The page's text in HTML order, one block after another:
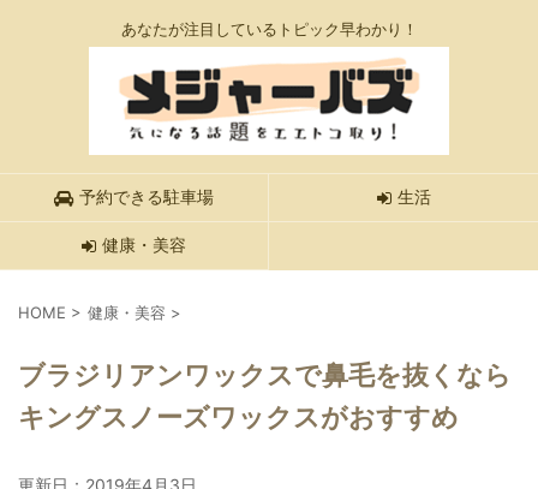
あなたが注目しているトピック早わかり！
予約できる駐車場 生活
健康・美容
HOME > 健康・美容 >
ブラジリアンワックスで鼻毛を抜くなら
キングスノーズワックスがおすすめ
更新日： 2019年4月3日